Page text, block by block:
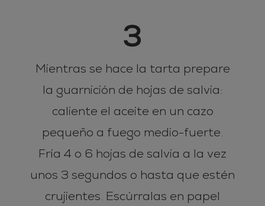
3
Mientras se hace la tarta prepare
la guarnición de hojas de salvia:
caliente el aceite en un cazo
pequeño a fuego medio-fuerte.
Fría 4 o 6 hojas de salvia a la vez
unos 3 segundos o hasta que estén
crujientes. Escúrralas en papel